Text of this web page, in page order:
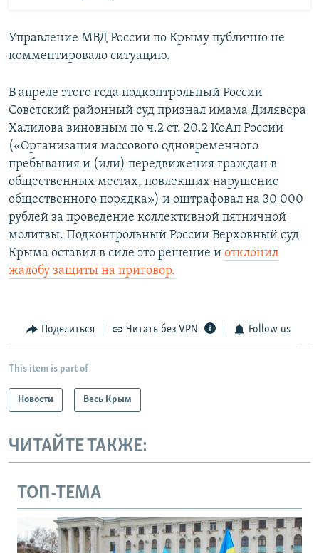
Управление МВД России по Крыму публично не
комментировало ситуацию.
В апреле этого года подконтрольный России
Советский районный суд признал имама Дилявера
Халилова виновным по ч.2 ст. 20.2 КоАп России
(«Организация массового одновременного
пребывания и (или) передвижения граждан в
общественных местах, повлекших нарушение
общественного порядка») и оштрафовал на 30 000
рублей за проведение коллективной пятничной
молитвы. Подконтрольный России Верховный суд
Крыма оставил в силе это решение и отклонил
жалобу защиты на приговор.
Поделиться Читать без VPN Follow us
This item is part of
Новости Весь Крым
ЧИТАЙТЕ ТАКЖЕ:
ТОП-ТЕМА